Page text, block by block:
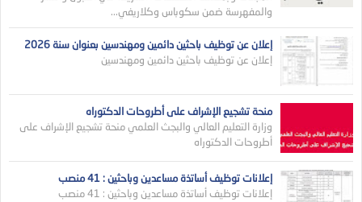
والمفهرسة ضمن سكوباس وكلاريفي...
إعلان عن توظيف باحثين دائمين ومهندسين بعنوان سنة 2026
إعلان عن توظيف باحثين دائمين ومهندسين
منحة تشجيع الإشراف على أطروحات الدكتوراه
وزارة التعليم العالي والبجث العلمي منحة تشجيع الإشراف على
أطروحات الدكتوراه
إعلانات توظيف أساتذة مساعدين وباحثين : 41 منصب
إعلانات توظيف أساتذة مساعدين وباحثين : 41 منصب